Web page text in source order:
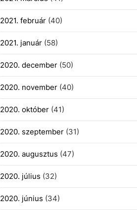
2021. február(40)
2021. január(58)
2020. december(50)
2020. november(40)
2020. október(41)
2020. szeptember(31)
2020. augusztus (47)
2020. július (32)
2020. június (34)